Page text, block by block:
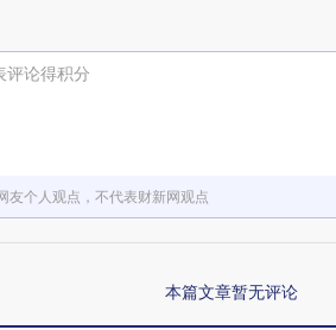
评论得积分
友个人观点，不代表财新网观点
本篇文章暂无评论